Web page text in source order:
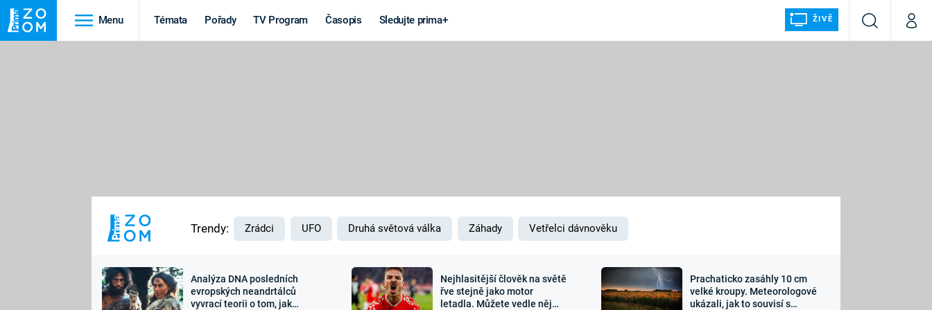
Menu Témata Pořady TV Program Časopis Sledujte prima+ ŽIVĚ
VyhledáváníMůj
MARS
Výročí
Záhady a
Zajímavosti Sledujte nás
Trendy: Zrádci UFO Druhá světová válka Záhady Vetřelci dávnověku
Analýza DNA posledních
evropských neandrtálců
vyvrací teorii o tom, jak
Nejhlasitější člověk na světě
řve stejně jako motor
letadla. Můžete vedle něj
Prachaticko zasáhly 10 cm
velké kroupy. Meteorologové
ukázali, jak to souvisí s